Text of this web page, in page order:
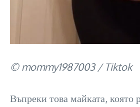
© mommy1987003 / Tiktok
Въпреки това майката, която